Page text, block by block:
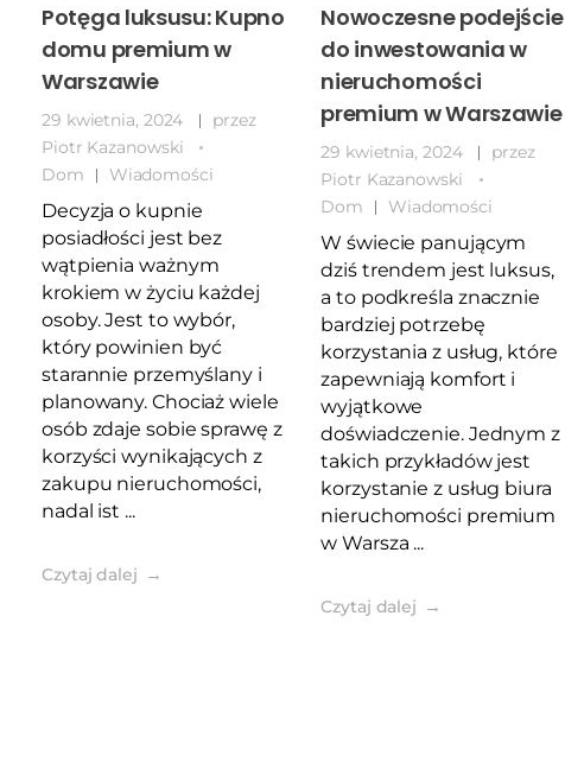
Potęga luksusu: Kupno
domu premium w
Warszawie
29 kwietnia, 2024
przez
Piotr Kazanowski
Dom
Wiadomości
Decyzja o kupnie
posiadłości jest bez
wątpienia ważnym
krokiem w życiu każdej
osoby. Jest to wybór,
który powinien być
starannie przemyślany i
planowany. Chociaż wiele
osób zdaje sobie sprawę z
korzyści wynikających z
zakupu nieruchomości,
nadal ist ...
Czytaj dalej
Nowoczesne podejście
do inwestowania w
nieruchomości
premium w Warszawie
29 kwietnia, 2024
przez
Piotr Kazanowski
Dom
Wiadomości
W świecie panującym
dziś trendem jest luksus,
a to podkreśla znacznie
bardziej potrzebę
korzystania z usług, które
zapewniają komfort i
wyjątkowe
doświadczenie. Jednym z
takich przykładów jest
korzystanie z usług biura
nieruchomości premium
w Warsza ...
Czytaj dalej